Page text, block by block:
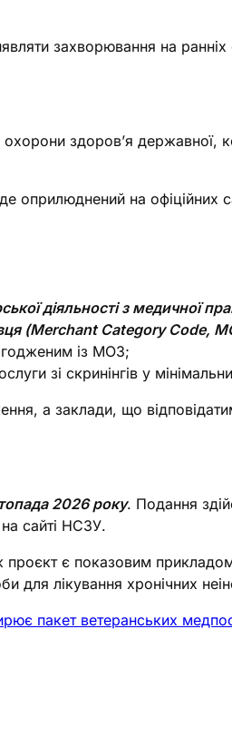
захворювання на
здоров’я державної,
оприлюднений на
діяльності з медичної
(Merchant Category Code,
із МОЗ;
зі скринінгів у
а заклади, що
2026 року. Подання
сайті НСЗУ.
є показовим
для лікування хронічних
пакет ветеранських